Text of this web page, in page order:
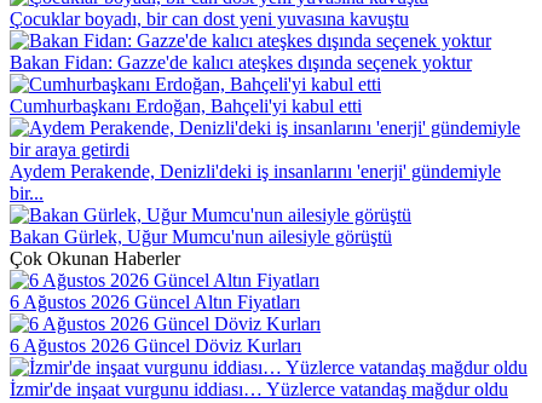
Çocuklar boyadı, bir can dost yeni yuvasına kavuştu
Bakan Fidan: Gazze'de kalıcı ateşkes dışında seçenek yoktur
Cumhurbaşkanı Erdoğan, Bahçeli'yi kabul etti
Aydem Perakende, Denizli'deki iş insanlarını 'enerji' gündemiyle
bir...
Bakan Gürlek, Uğur Mumcu'nun ailesiyle görüştü
Çok Okunan Haberler
6 Ağustos 2026 Güncel Altın Fiyatları
6 Ağustos 2026 Güncel Döviz Kurları
İzmir'de inşaat vurgunu iddiası… Yüzlerce vatandaş mağdur oldu